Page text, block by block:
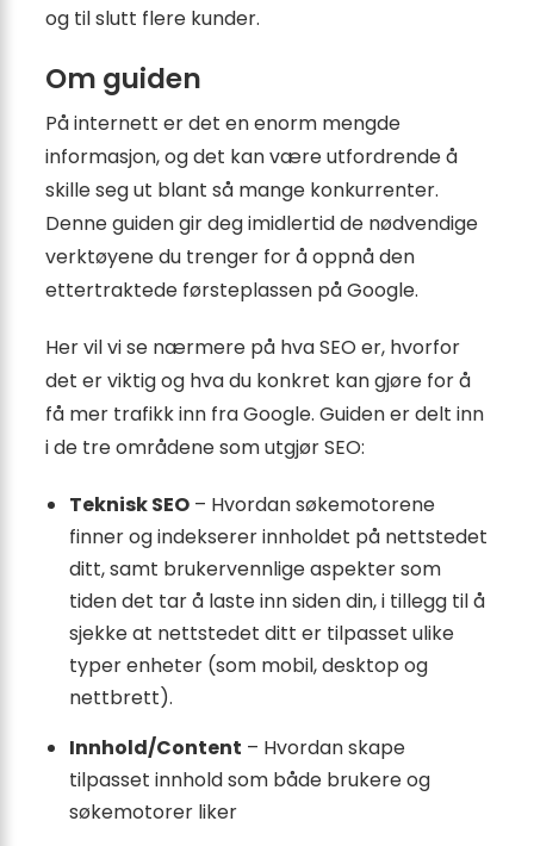
og til slutt flere kunder.
Om guiden
På internett er det en enorm mengde
informasjon, og det kan være utfordrende å
skille seg ut blant så mange konkurrenter.
Denne guiden gir deg imidlertid de nødvendige
verktøyene du trenger for å oppnå den
ettertraktede førsteplassen på Google.
Her vil vi se nærmere på hva SEO er, hvorfor
det er viktig og hva du konkret kan gjøre for å
få mer trafikk inn fra Google. Guiden er delt inn
i de tre områdene som utgjør SEO:
Teknisk SEO – Hvordan søkemotorene
finner og indekserer innholdet på nettstedet
ditt, samt brukervennlige aspekter som
tiden det tar å laste inn siden din, i tillegg til å
sjekke at nettstedet ditt er tilpasset ulike
typer enheter (som mobil, desktop og
nettbrett).
Innhold/Content – Hvordan skape
tilpasset innhold som både brukere og
søkemotorer liker